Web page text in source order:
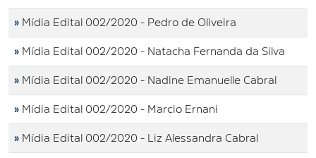
» Mídia Edital 002/2020 - Pedro de Oliveira
» Mídia Edital 002/2020 - Natacha Fernanda da Silva
» Mídia Edital 002/2020 - Nadine Emanuelle Cabral
» Mídia Edital 002/2020 - Marcio Ernani
» Mídia Edital 002/2020 - Liz Alessandra Cabral